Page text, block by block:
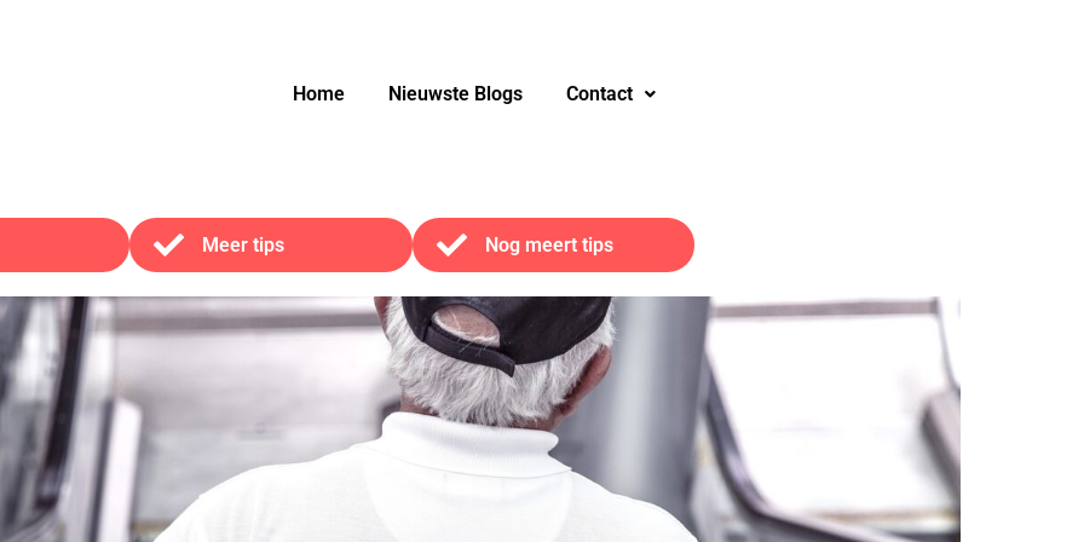
Home Nieuwste Blogs Contact
Meer tips Nog meert tips